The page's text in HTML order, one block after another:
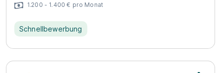
1.200 - 1.400 € pro Monat
Schnellbewerbung